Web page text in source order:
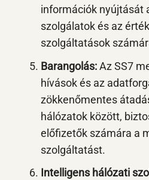
információk nyújtását
szolgálatok és az
szolgáltatások
Barangolás:Az SS7
hívások és az
zökkenőmentes
hálózatok között,
előfizetők számára a
szolgáltatást.
Intelligens hálózati